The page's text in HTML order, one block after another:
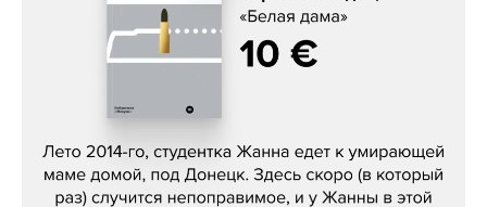
Сергей Лебедев, «Белая дама»